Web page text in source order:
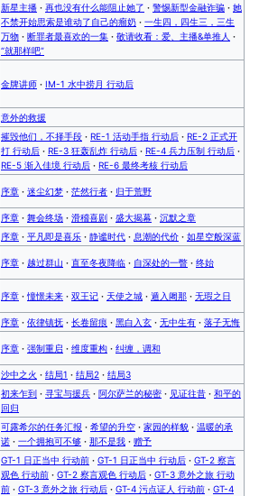
新星主播 · 再也没有什么能阻止她了 · 警惕新型金融诈骗 · 她
不禁开始思索是谁动了自己的瘤奶 · 一生四，四生三，三生
万物 · 断罪者最喜欢的一集 · 敬请收看：爱、主播&单推人 ·
“就那样吧”
金牌讲师 · IM-1 水中捞月 行动后
意外的救援
摧毁他们，不择手段 · RE-1 活动手指 行动后 · RE-2 正式开
打 行动后 · RE-3 狂轰乱炸 行动后 · RE-4 兵力压制 行动后 ·
RE-5 渐入佳境 行动后 · RE-6 最终考核 行动后
序章 · 迷尘幻梦 · 茫然行者 · 归于荒野
序章 · 舞会终场 · 滑稽喜剧 · 盛大揭幕 · 沉默之章
序章 · 平凡即是喜乐 · 静谧时代 · 息潮的代价 · 如星空般深蓝
序章 · 越过群山 · 直至冬夜降临 · 自深处的一瞥 · 终始
序章 · 憧憬未来 · 双王记 · 天使之城 · 遁入阇那 · 无瑕之日
序章 · 依律镇抚 · 长卷留痕 · 黑白入玄 · 无中生有 · 落子无悔
序章 · 强制重启 · 维度重构 · 纠缠，调和
沙中之火 · 结局1 · 结局2 · 结局3
初来乍到 · 寻宝与援兵 · 阿尔萨兰的秘密 · 见证往昔 · 和平的
回归
可露希尔的任务汇报 · 希望的升空 · 家园的样貌 · 温暖的承
诺 · 一个拥抱可不够 · 那不是我 · 赠予
GT-1 日正当中 行动前 · GT-1 日正当中 行动后 · GT-2 察言
观色 行动前 · GT-2 察言观色 行动后 · GT-3 意外之旅 行动
前 · GT-3 意外之旅 行动后 · GT-4 污点证人 行动前 · GT-4